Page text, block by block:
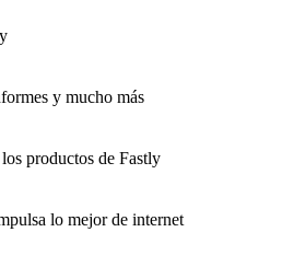
y mucho más
productos de Fastly
lo mejor de internet